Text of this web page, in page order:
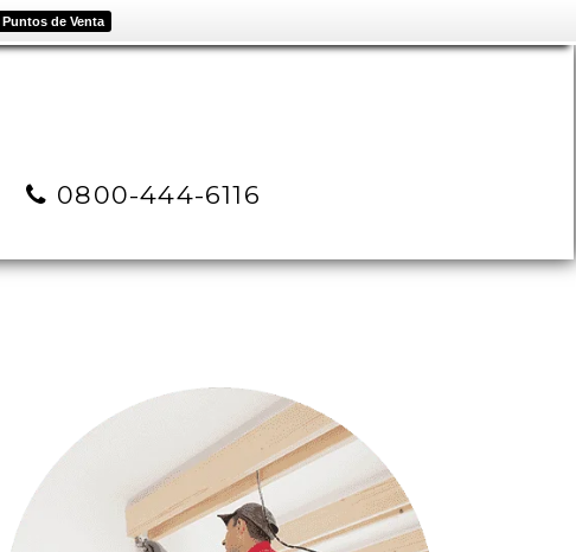
Puntos de Venta
0800-444-6116